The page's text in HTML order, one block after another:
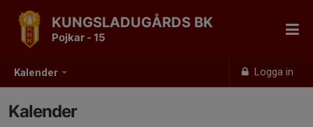
Kalender Logga in
KUNGSLADUGÅRDS BK
Pojkar - 15
Kalender